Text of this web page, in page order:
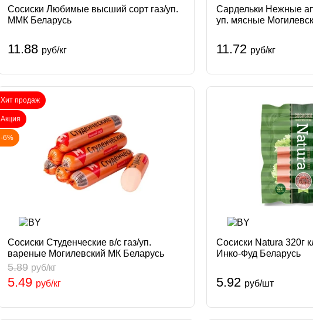
Сосиски Любимые высший сорт газ/уп.
ММК Беларусь
11.88 руб/кг
Сардельки Нежные
уп. мясные
11.72 руб/кг
Хит продаж
Акция
-6%
Сосиски Студенческие в/с газ/уп.
вареные Могилевский МК Беларусь
5.49 руб/кг
5.89 руб/кг
Сосиски Natura 320г
Инко-Фуд Беларусь
5.92 руб/шт